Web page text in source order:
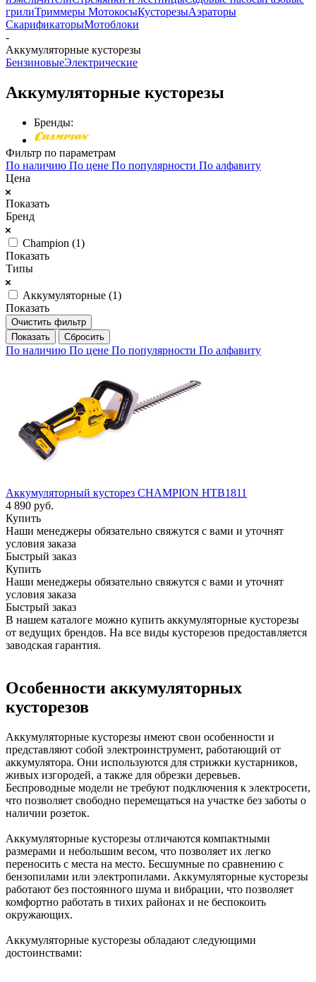
грилиТриммеры МотокосыКусторезыАэраторы
СкарификаторыМотоблоки
-
Аккумуляторные кусторезы
БензиновыеЭлектрические
Аккумуляторные кусторезы
Бренды:
Фильтр по параметрам
По наличию По цене По популярности По алфавиту
Цена
Показать
Бренд
Champion (1)
Показать
Типы
Аккумуляторные (1)
Показать
Очистить фильтр
Сбросить
По наличию По цене По популярности По алфавиту
Аккумуляторный кусторез CHAMPION HTB1811
4 890 руб.
Купить
Наши менеджеры обязательно свяжутся с вами и уточнят
условия заказа
Быстрый заказ
Купить
Наши менеджеры обязательно свяжутся с вами и уточнят
условия заказа
Быстрый заказ
В нашем каталоге можно купить аккумуляторные кусторезы
от ведущих брендов. На все виды кусторезов предоставляется
заводская гарантия.
Особенности аккумуляторных
кусторезов
Аккумуляторные кусторезы имеют свои особенности и
представляют собой электроинструмент, работающий от
аккумулятора. Они используются для стрижки кустарников,
живых изгородей, а также для обрезки деревьев.
Беспроводные модели не требуют подключения к электросети,
что позволяет свободно перемещаться на участке без заботы о
наличии розеток.
Аккумуляторные кусторезы отличаются компактными
размерами и небольшим весом, что позволяет их легко
переносить с места на место. Бесшумные по сравнению с
бензопилами или электропилами. Аккумуляторные кусторезы
работают без постоянного шума и вибрации, что позволяет
комфортно работать в тихих районах и не беспокоить
окружающих.
Аккумуляторные кусторезы обладают следующими
достоинствами: